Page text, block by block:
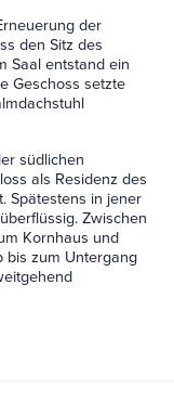
der
den Sitz des
Saal entstand ein
Geschoss setzte
südlichen
als Residenz des
Spätestens in jener
Zwischen
Kornhaus und
bis zum Untergang